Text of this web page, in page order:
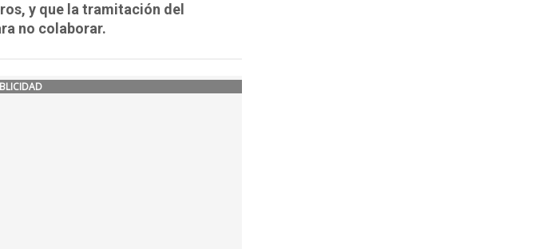
y que la tramitación del
no colaborar.